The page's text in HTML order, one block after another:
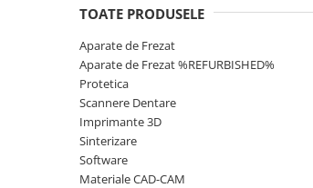
Frezare in 4 axe
Frezare in 5 axe
Frezare in mediu umed
Frezare si Diskchanger
Aparate de Frezat %REFURBISHED%
TOATE PRODUSELE
Aparate de Frezat
Aparate de Frezat %REFURBISHED%
Protetica
Scannere Dentare
Imprimante 3D
Sinterizare
Software
Materiale CAD-CAM